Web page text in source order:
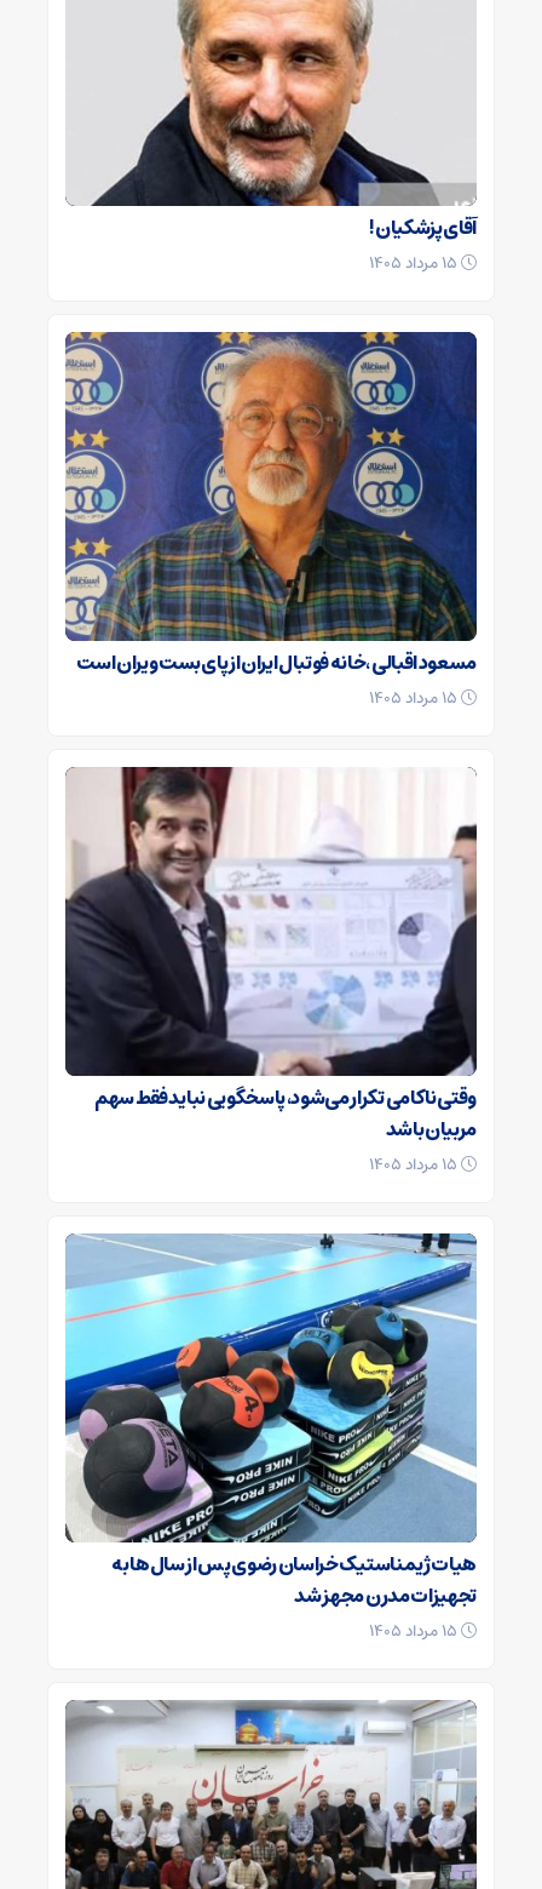
آقای پزشکیان!
مسعود اقبالی ،خانه فوتبال ایران از پای‌بست ویران است
وقتی ناکامی تکرار می‌شود، پاسخگویی نباید فقط سهم
مربیان باشد
هیات ژیمناستیک خراسان رضوی پس از سال‌ها به
تجهیزات مدرن مجهز شد